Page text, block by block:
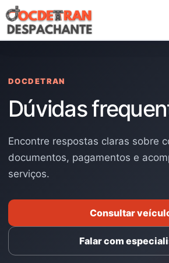
DOCDETRAN
Dúvidas
Encontre respostas claras sobre
documentos, pagamentos e
serviços.
Consultar
Falar com